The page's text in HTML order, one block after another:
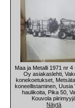
Maa ja Metalli 1971 nr 4
Oy asiakaslehti,
konekoetukset,
koneellistaminen, Uusia
haulikoita, Pika 50,
Kouvola
Näytä